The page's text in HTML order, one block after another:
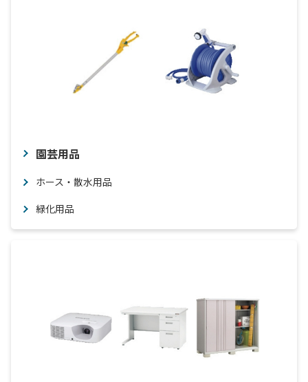
園芸用品
ホース・散水用品
緑化用品